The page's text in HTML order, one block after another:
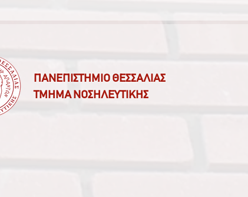
ΠΑΝΕΠΙΣΤΗΜΙΟ ΘΕΣΣΑΛΙΑΣ
ΤΜΗΜΑ ΝΟΣΗΛΕΥΤΙΚΗΣ